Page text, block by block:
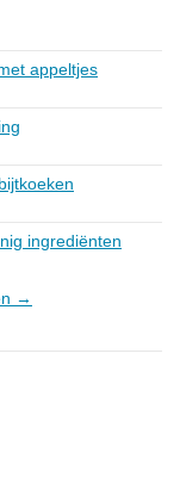
appeltjes
ingrediënten
→